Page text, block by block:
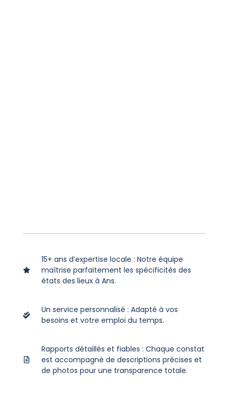
15+ ans d’expertise locale : Notre équipe
maîtrise parfaitement les spécificités des
états des lieux à Ans.
Un service personnalisé : Adapté à vos
besoins et votre emploi du temps.
Rapports détaillés et fiables : Chaque constat
est accompagné de descriptions précises et
de photos pour une transparence totale.